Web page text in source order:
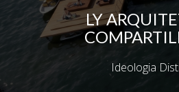
LY
Ideologia